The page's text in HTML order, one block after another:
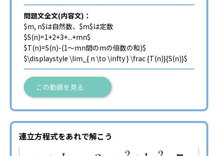
問題文全文(内容文)：
$m, n$は自然数、$m$は定数
$S(n)=1+2+3+...+mn$
$T(n)=S(n)-(1～mn間のmの倍数の和)$
$\displaystyle \lim_{ n \to \infty } \frac {T(n)}{S(n)}$
この動画を見る
連立方程式をあれで解こう